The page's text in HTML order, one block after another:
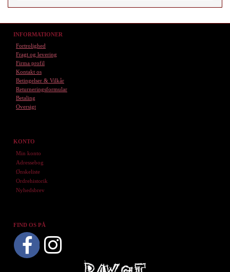
INFORMATIONER
Fortrolighed
Fragt og levering
Firma profil
Kontakt os
Betingelser & Vilkår
Returneringsformular
Betaling
Oversigt
KONTO
Min konto
Adressebog
Ønskeliste
Ordrehistorik
Nyhedsbrev
FIND OS PÅ